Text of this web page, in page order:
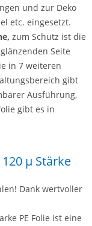
und zur Deko
etc. eingesetzt.
zum Schutz ist die
Seite
in 7 weiteren
gibt
Ausführung,
gibt es in
µ Stärke
Dank wertvoller
PE Folie ist eine